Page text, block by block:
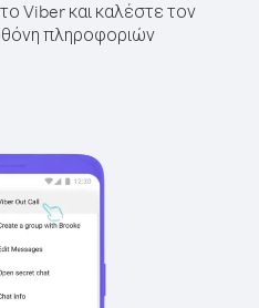
Viber και καλέστε τον
πληροφοριών